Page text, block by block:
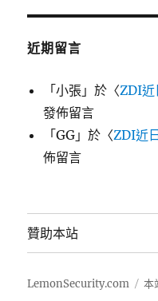
近期留言
「小張 」於〈ZDI近
發佈留言
「GG 」於〈ZDI近
佈留言
贊助本站
LemonSecurity.com 本